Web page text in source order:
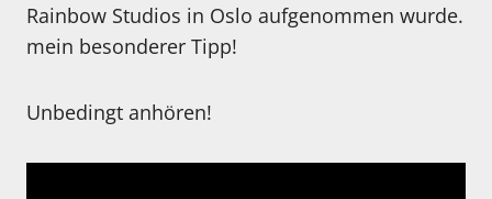
Rainbow Studios in Oslo aufgenommen wurde.
mein besonderer Tipp!
Unbedingt anhören!